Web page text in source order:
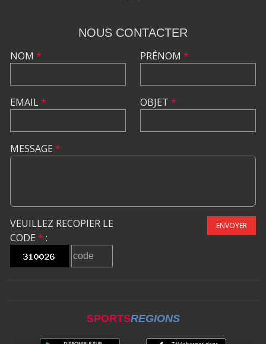
NOUS CONTACTER
NOM *
EMAIL*
PRÉNOM *
OBJET *
MESSAGE *
VEUILLEZ RECOPIER LE
CODE * :
ENVOYER
SPORTSREGIONS